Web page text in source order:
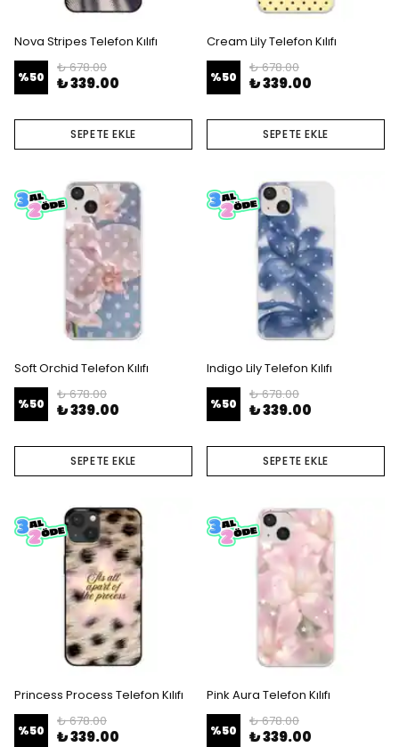
Nova Stripes Telefon Kılıfı
%50
₺ 678.00
₺ 339.00
SEPETE EKLE
Cream Lily Telefon Kılıfı
%50
₺ 678.00
₺ 339.00
SEPETE EKLE
Soft Orchid Telefon Kılıfı
%50
₺ 678.00
₺ 339.00
SEPETE EKLE
Indigo Lily Telefon Kılıfı
%50
₺ 678.00
₺ 339.00
SEPETE EKLE
Princess Process Telefon Kılıfı
%50
₺ 678.00
₺ 339.00
Pink Aura Telefon Kılıfı
%50
₺ 678.00
₺ 339.00